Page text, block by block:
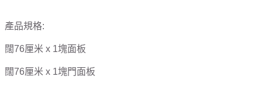
產品規格:
闊76厘米 x 1塊面板
闊76厘米 x 1塊門面板